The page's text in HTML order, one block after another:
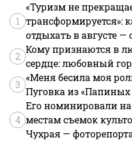
1
«Туризм не
трансформируется»:
отдыхать в августе —
2
Кому признаются в
сердце: любовный
3
«Меня бесила моя
Пуговка из «Папиных
4
Его номинировали на
местам съемок
Чухрая —